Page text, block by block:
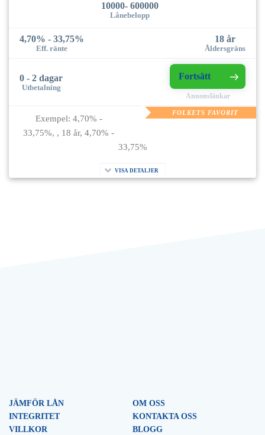
10000- 600000
Lånebelopp
4,70% - 33,75%
Eff. ränte
18 år
Åldersgräns
0 - 2 dagar
Utbetalning
Fortsätt
Annonslänkar
FOLKETS FAVORIT
Exempel: 4,70% -
33,75%, , 18 år, 4,70% -
33,75%
VISA DETALJER
JÄMFÖR LÅN
OM OSS
INTEGRITET
KONTAKTA OSS
VILLKOR
BLOGG